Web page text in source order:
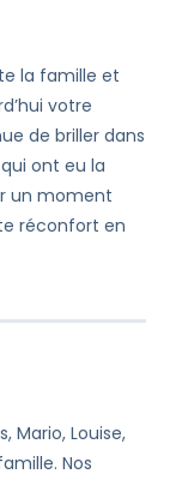
la famille et
votre
de briller dans
ont eu la
un moment
réconfort en
Mario, Louise,
Nos